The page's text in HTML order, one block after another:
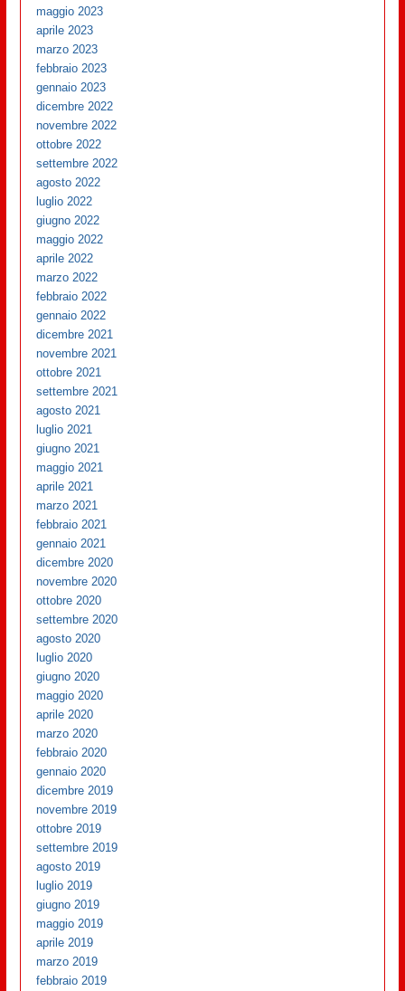
maggio 2023
aprile 2023
marzo 2023
febbraio 2023
gennaio 2023
dicembre 2022
novembre 2022
ottobre 2022
settembre 2022
agosto 2022
luglio 2022
giugno 2022
maggio 2022
aprile 2022
marzo 2022
febbraio 2022
gennaio 2022
dicembre 2021
novembre 2021
ottobre 2021
settembre 2021
agosto 2021
luglio 2021
giugno 2021
maggio 2021
aprile 2021
marzo 2021
febbraio 2021
gennaio 2021
dicembre 2020
novembre 2020
ottobre 2020
settembre 2020
agosto 2020
luglio 2020
giugno 2020
maggio 2020
aprile 2020
marzo 2020
febbraio 2020
gennaio 2020
dicembre 2019
novembre 2019
ottobre 2019
settembre 2019
agosto 2019
luglio 2019
giugno 2019
maggio 2019
aprile 2019
marzo 2019
febbraio 2019